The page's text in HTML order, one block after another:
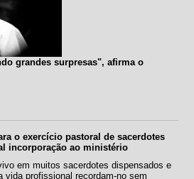
grandes surpresas", afirma o
o exercício pastoral de sacerdotes
incorporação ao ministério
em muitos sacerdotes dispensados e
vida profissional recordam-no sem